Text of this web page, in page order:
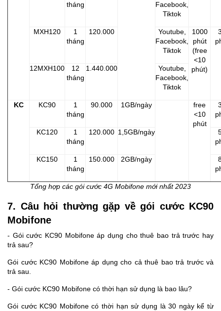
tháng
Facebook,
Tiktok
MXH120
1
tháng
120.000
Youtube,
Facebook,
Tiktok
1000
phút
(free
<10
phút)
12MXH100
12
tháng
1.440.000
Youtube,
Facebook,
Tiktok
KC KC90
1
tháng
90.000 1GB/ngày
free
<10
phút
KC120
1
tháng
120.000 1,5GB/ngày
KC150
1
tháng
150.000 2GB/ngày
Tổng hợp các gói cước 4G Mobifone mới nhất 2023
7. Câu hỏi thường gặp về gói cước KC90
Mobifone
- Gói cước KC90 Mobifone áp dụng cho thuê bao trả trước hay
trả sau?
Gói cước KC90 Mobifone áp dụng cho cả thuê bao trả trước và
trả sau.
- Gói cước KC90 Mobifone có thời hạn sử dụng là bao lâu?
Gói cước KC90 Mobifone có thời hạn sử dụng là 30 ngày kể từ